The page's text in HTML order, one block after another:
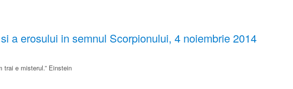
a erosului in semnul Scorpionului, 4 noiembrie 2014
trai e misterul.” Einstein